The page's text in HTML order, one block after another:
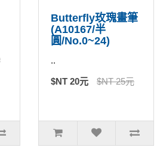
Butterfly玫瑰畫筆
(A10167/半
圓/No.0~24)
..
$NT 20元 $NT 25元